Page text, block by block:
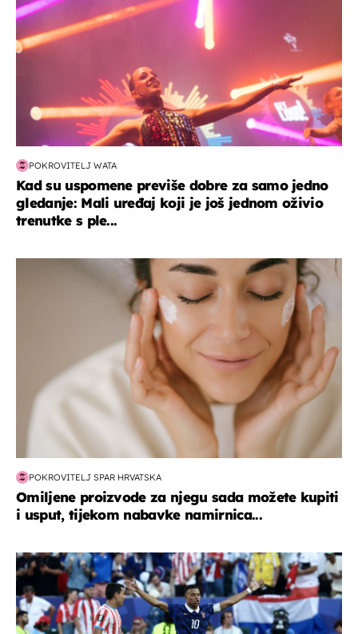
POKROVITELJ WATA
Kad su uspomene previše dobre za samo jedno
gledanje: Mali uređaj koji je još jednom oživio
trenutke s ple...
moda & ljepota
POKROVITELJ SPAR HRVATSKA
Omiljene proizvode za njegu sada možete kupiti
i usput, tijekom nabavke namirnica...
svjetsko prvenstvo 2026